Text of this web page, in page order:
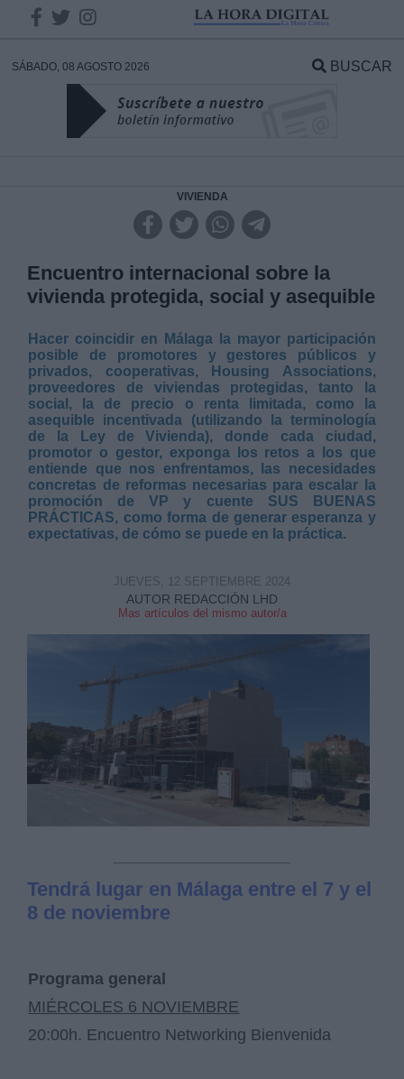
SÁBADO, 08 AGOSTO 2026 BUSCAR
VIVIENDA
Encuentro internacional sobre la
vivienda protegida, social y asequible
Hacer coincidir en Málaga la mayor participación
posible de promotores y gestores públicos y
privados, cooperativas, Housing Associations,
proveedores de viviendas protegidas, tanto la
social, la de precio o renta limitada, como la
asequible incentivada (utilizando la terminología
de la Ley de Vivienda), donde cada ciudad,
promotor o gestor, exponga los retos a los que
entiende que nos enfrentamos, las necesidades
concretas de reformas necesarias para escalar la
promoción de VP y cuente SUS BUENAS
PRÁCTICAS, como forma de generar esperanza y
expectativas, de cómo se puede en la práctica.
AUTOR REDACCIÓN LHD
Mas artículos del mismo autor/a
JUEVES, 12 SEPTIEMBRE 2024
Tendrá lugar en Málaga entre el 7 y el
8 de noviembre
Programa general
MIÉRCOLES 6 NOVIEMBRE
20:00h. Encuentro Networking Bienvenida
Responsable:
Finalidad:
Destinatarios:
Derechos:
link
Información adicional
link